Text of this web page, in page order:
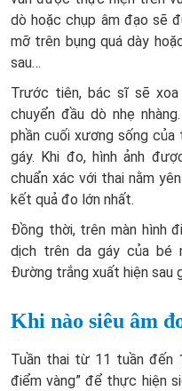
dò hoặc chụp âm đạo sẽ
mỡ trên bụng quá dày
sau…
Trước tiên, bác sĩ sẽ
chuyển đầu dò nhẹ
phần cuối xương sống
gáy. Khi đo, hình ảnh
chuẩn xác với thai nằm
kết quả đo lớn nhất.
Đồng thời, trên màn hình
dịch trên da gáy của bé
Đường trắng xuất hiện sau
Khi nào siêu âm
Tuần thai từ 11 tuần đến
điểm vàng” để thực hiện